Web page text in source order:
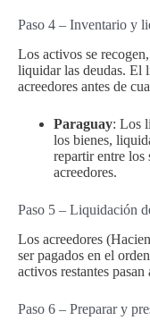
Paso 4 – Inventario y
Los activos se
liquidar las deudas. El
acreedores antes de
Paraguay: Los
los bienes,
repartir entre los
acreedores.
Paso 5 – Liquidación
Los acreedores
ser pagados en el
activos restantes
Paso 6 – Preparar y